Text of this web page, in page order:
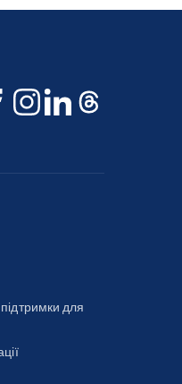
підтримки для